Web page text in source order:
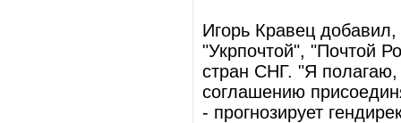
Игорь Кравец
"Укрпочтой", "Почтой
стран СНГ. "Я
соглашению
- прогнозирует